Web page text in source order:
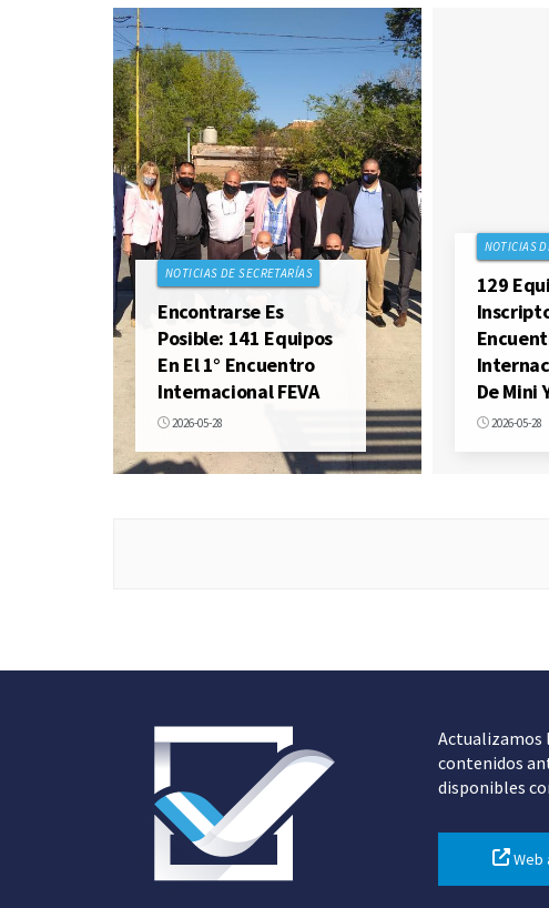
NOTICIAS DE SECRETARÍAS
Encontrarse Es
Posible: 141 Equipos
En El 1° Encuentro
Internacional FEVA
2026-05-28
NOTICIAS
129
De Mini
2026-05-28
Actualizamos
contenidos
disponibles
Web